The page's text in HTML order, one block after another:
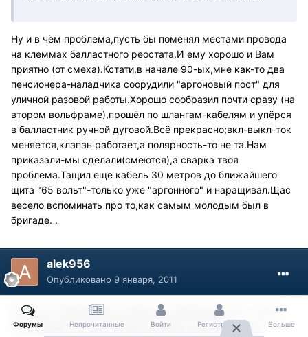
Ну и в чём проблема,пусть бы поменял местами провода
на клеммах балластного реостата.И ему хорошо и Вам
приятно (от смеха).Кстати,в начале 90-ых,мне как-то два
пенсионера-наладчика соорудили "аргоновый пост" для
уличной разовой работы.Хорошо сообразил почти сразу (на
втором вольфраме),прошёл по шлангам-кабелям и упёрся
в балластник ручной дуговой.Всё прекрасно;вкл-выкл-ток
меняется,клапан работает,а полярность-то не та.Нам
приказали-мы сделали(смеются),а сварка твоя
проблема.Тащил еще кабель 30 метров до ближайшего
щита "65 вольт"-только уже "аргонного" и наращивал.Щас
весело вспоминать про то,как самым молодым был в
бригаде. .
alek956
Опубликовано 9 января, 2011
Это както обвязывали котельную небольшую мы - троих
сварщиков нас туда загнали и двоих слесарей ( для
Форумы Непрочитанные Войти Регистрация Больше